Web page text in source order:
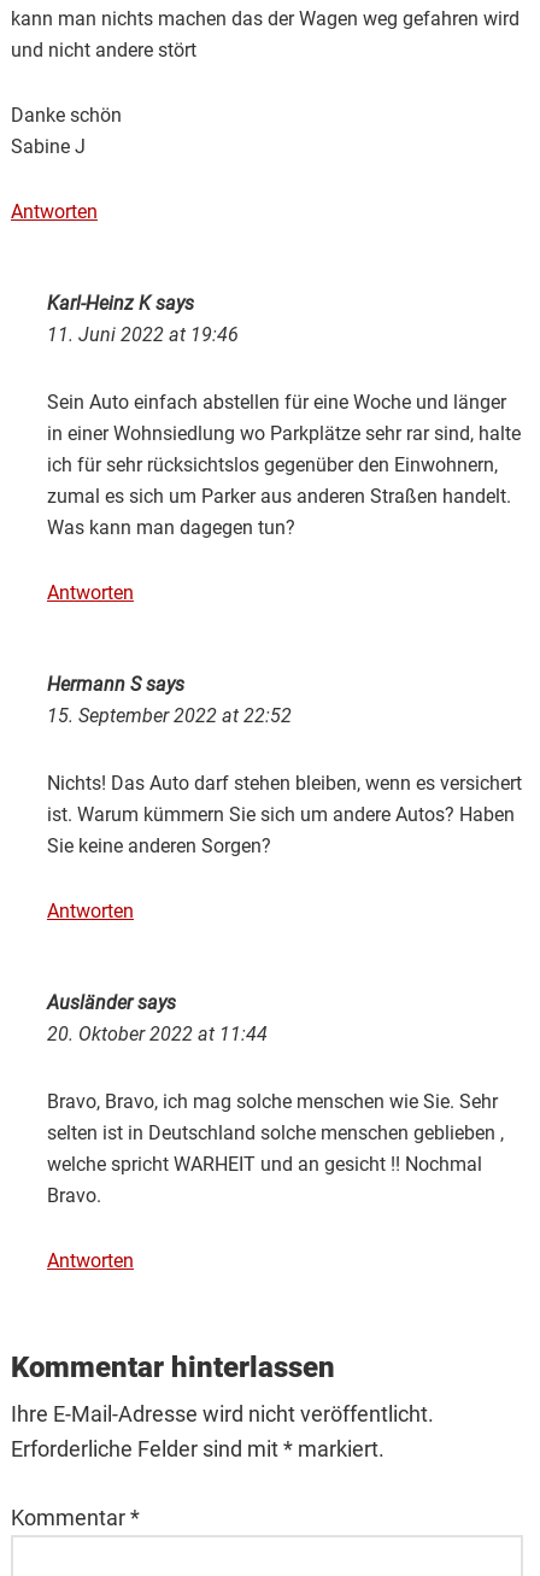
kann man nichts machen das der Wagen weg gefahren wird
und nicht andere stört
Danke schön
Sabine J
Antworten
Karl-Heinz Ksays
11. Juni 2022 at 19:46
Sein Auto einfach abstellen für eine Woche und länger
in einer Wohnsiedlung wo Parkplätze sehr rar sind, halte
ich für sehr rücksichtslos gegenüber den Einwohnern,
zumal es sich um Parker aus anderen Straßen handelt.
Was kann man dagegen tun?
Antworten
Hermann Ssays
15. September 2022 at 22:52
Nichts! Das Auto darf stehen bleiben, wenn es versichert
ist. Warum kümmern Sie sich um andere Autos? Haben
Sie keine anderen Sorgen?
Antworten
Ausländersays
20. Oktober 2022 at 11:44
Bravo, Bravo, ich mag solche menschen wie Sie. Sehr
selten ist in Deutschland solche menschen geblieben ,
welche spricht WARHEIT und an gesicht !! Nochmal
Bravo.
Antworten
Kommentar hinterlassen
Ihre E-Mail-Adresse wird nicht veröffentlicht.
Erforderliche Felder sind mit * markiert.
Kommentar*